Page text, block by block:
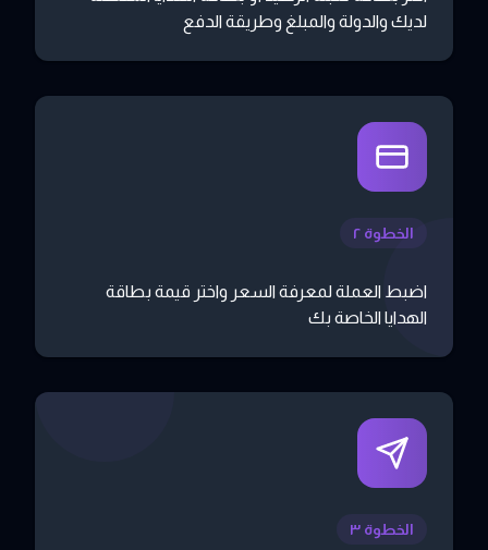
لديك والدولة والمبلغ وطريقة الدفع
الخطوة ٢
اضبط العملة لمعرفة السعر واختر قيمة بطاقة
الهدايا الخاصة بك
الخطوة ٣